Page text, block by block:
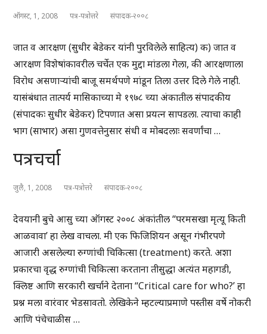
ऑगस्ट, 1, 2008 पत्र-पत्रोत्तरे संपादक-२००८
जात व आरक्षण (सुधीर बेडेकर यांनी पुरविलेले साहित्य) क) जात व
आरक्षण विशेषांकावरील चर्चेत एक मुद्दा मांडला गेला, की आरक्षणाला
विरोध असणाऱ्यांची बाजू समर्थपणे मांडून तिला उत्तर दिले गेले नाही.
यासंबंधात तात्पर्य मासिकाच्या मे १९७८ च्या अंकातील संपादकीय
(संपादकः सुधीर बेडेकर) टिपणात असा प्रयत्न सापडला. त्याचा काही
भाग (साभार) असा गुणवत्तेनुसार संधी व मोबदलाः सवर्णांचा …
पत्रचर्चा
जुलै, 1, 2008 पत्र-पत्रोत्तरे संपादक-२००८
देवयानी बुचे आसु च्या ऑगस्ट २००८ अंकांतील “परमसखा मृत्यू किती
आळवावा’ हा लेख वाचला. मी एक फिजिशियन असून गंभीरपणे
आजारी असलेल्या रुग्णांची चिकित्सा (treatment) करते. अशा
प्रकारचा वृद्ध रुग्णांची चिकित्सा करताना तीसुद्धा अत्यंत महागडी,
क्लिष्ट आणि सरकारी खर्चाने देताना “Critical care for who?’ हा
प्रश्न मला वारंवार भेडसावतो. लेखिकेने म्हटल्याप्रमाणे पस्तीस वर्षे नोकरी
आणि पंचेचाळीस …